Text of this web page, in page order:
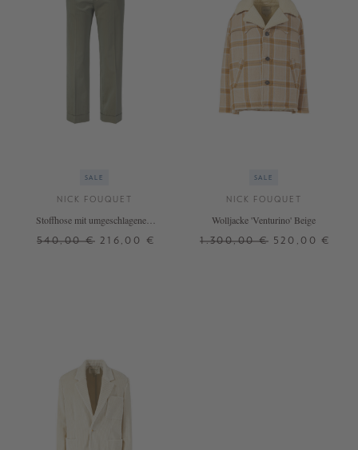
SALE
NICK FOUQUET
Stoffhose mit umgeschlagenem
540,00 € 216,00 €
SALE
NICK FOUQUET
Wolljacke 'Venturino' Beige
1.300,00 € 520,00 €